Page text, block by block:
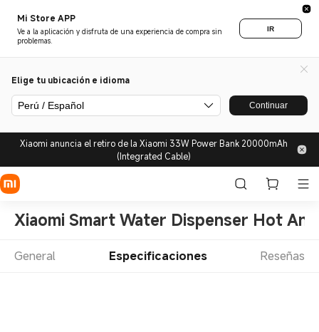
Mi Store APP
Ve a la aplicación y disfruta de una experiencia de compra sin
problemas.
IR
Elige tu ubicación e idioma
Perú / Español Continuar
Xiaomi anuncia el retiro de la Xiaomi 33W Power Bank 20000mAh
(Integrated Cable)
Xiaomi Smart Water Dispenser Hot
General Especificaciones Reseñas